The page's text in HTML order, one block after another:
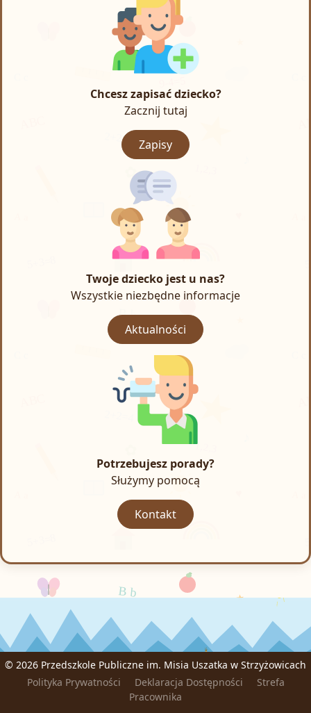
Chcesz zapisać dziecko?
Zacznij tutaj
Zapisy
Twoje dziecko jest u nas?
Wszystkie niezbędne informacje
Aktualności
Potrzebujesz porady?
Służymy pomocą
Kontakt
© 2026 Przedszkole Publiczne im. Misia Uszatka w Strzyżowicach
Polityka Prywatności
Deklaracja Dostępności
Strefa
Pracownika